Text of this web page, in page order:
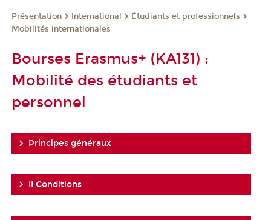
Présentation International
Étudiants et professionnels
Mobilités internationales
Bourses Erasmus+ (KA131) :
Mobilité des étudiants et
personnel
Principes généraux
II Conditions